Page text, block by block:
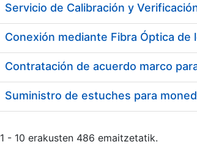
Suministro de estuches para
1 - 10 erakusten 486 emaitzetatik.